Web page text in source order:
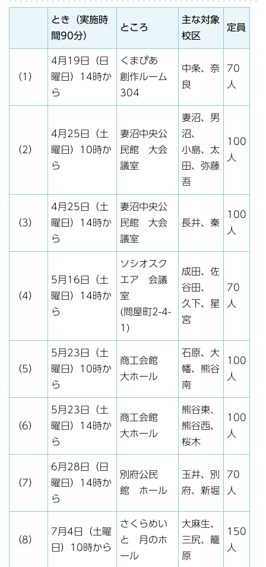
とき（実施時
間90分）
ところ
主な対象
校区
定員
（1）
4月19日（日
曜日）14時か
ら
くまぴあ
創作ルーム
304
中条、奈
良
70
人
（2）
4月25日（土
曜日）10時か
ら
妻沼中央公
民館 大会
議室
妻沼、男
沼、
小島、太
田、弥藤
吾
100
人
（3）
4月25日（土
曜日）14時か
ら
妻沼中央公
民館 大会
議室
長井、秦
100
人
（4）
5月16日（土
曜日）14時か
ら
ソシオスク
エア 会議
室
(問屋町2-4-
1)
成田、佐
谷田、
久下、星
宮
70
人
（5）
5月23日（土
曜日）10時か
ら
商工会館
大ホール
石原、大
幡、熊谷
南
100
人
（6）
5月23日（土
曜日）14時か
ら
商工会館
大ホール
熊谷東、
熊谷西、
桜木
100
人
（7）
6月28日（日
曜日）14時か
ら
別府公民
館 ホール
玉井、別
府、新堀
70
人
（8）
7月4日（土曜
日）10時から
さくらめい
と 月のホ
ール
大麻生、
三尻、籠
原
150
人